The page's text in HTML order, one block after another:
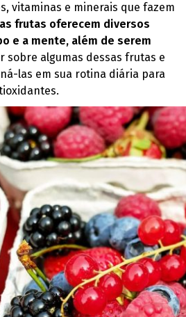
vitaminas e minerais que fazem
frutas oferecem diversos
e a mente, além de serem
sobre algumas dessas frutas e
las em sua rotina diária para